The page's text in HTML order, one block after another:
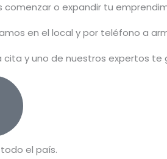
comenzar o expandirtu
en el local y por teléfono a
cita y uno de nuestros expertos te
todo el país.